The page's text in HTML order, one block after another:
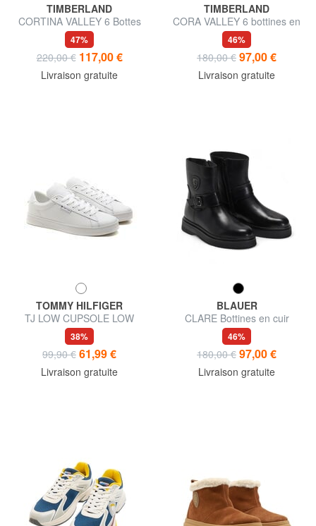
TIMBERLAND
CORTINA VALLEY 6 Bottes
de combat en cuir
47%
220,00 € 117,00 €
Livraison gratuite
TIMBERLAND
CORA VALLEY 6 bottines en
cuir
46%
180,00 € 97,00 €
Livraison gratuite
TOMMY HILFIGER
TJ LOW CUPSOLE LOW
Baskets en cuir
38%
99,90 € 61,99 €
Livraison gratuite
BLAUER
CLARE Bottines en cuir
46%
180,00 € 97,00 €
Livraison gratuite